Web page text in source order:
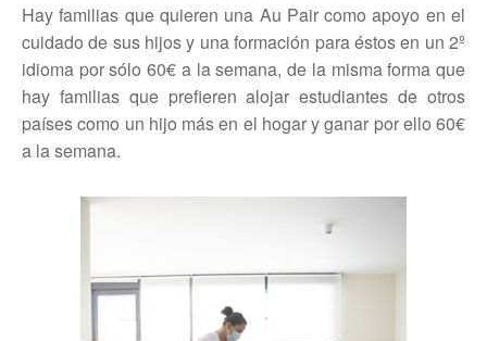
Hay familias que quieren una Au Pair como apoyo en el
cuidado de sus hijos y una formación para éstos en un 2º
idioma por sólo 60€ a la semana, de la misma forma que
hay familias que prefieren alojar estudiantes de otros
países como un hijo más en el hogar y ganar por ello 60€
a la semana.